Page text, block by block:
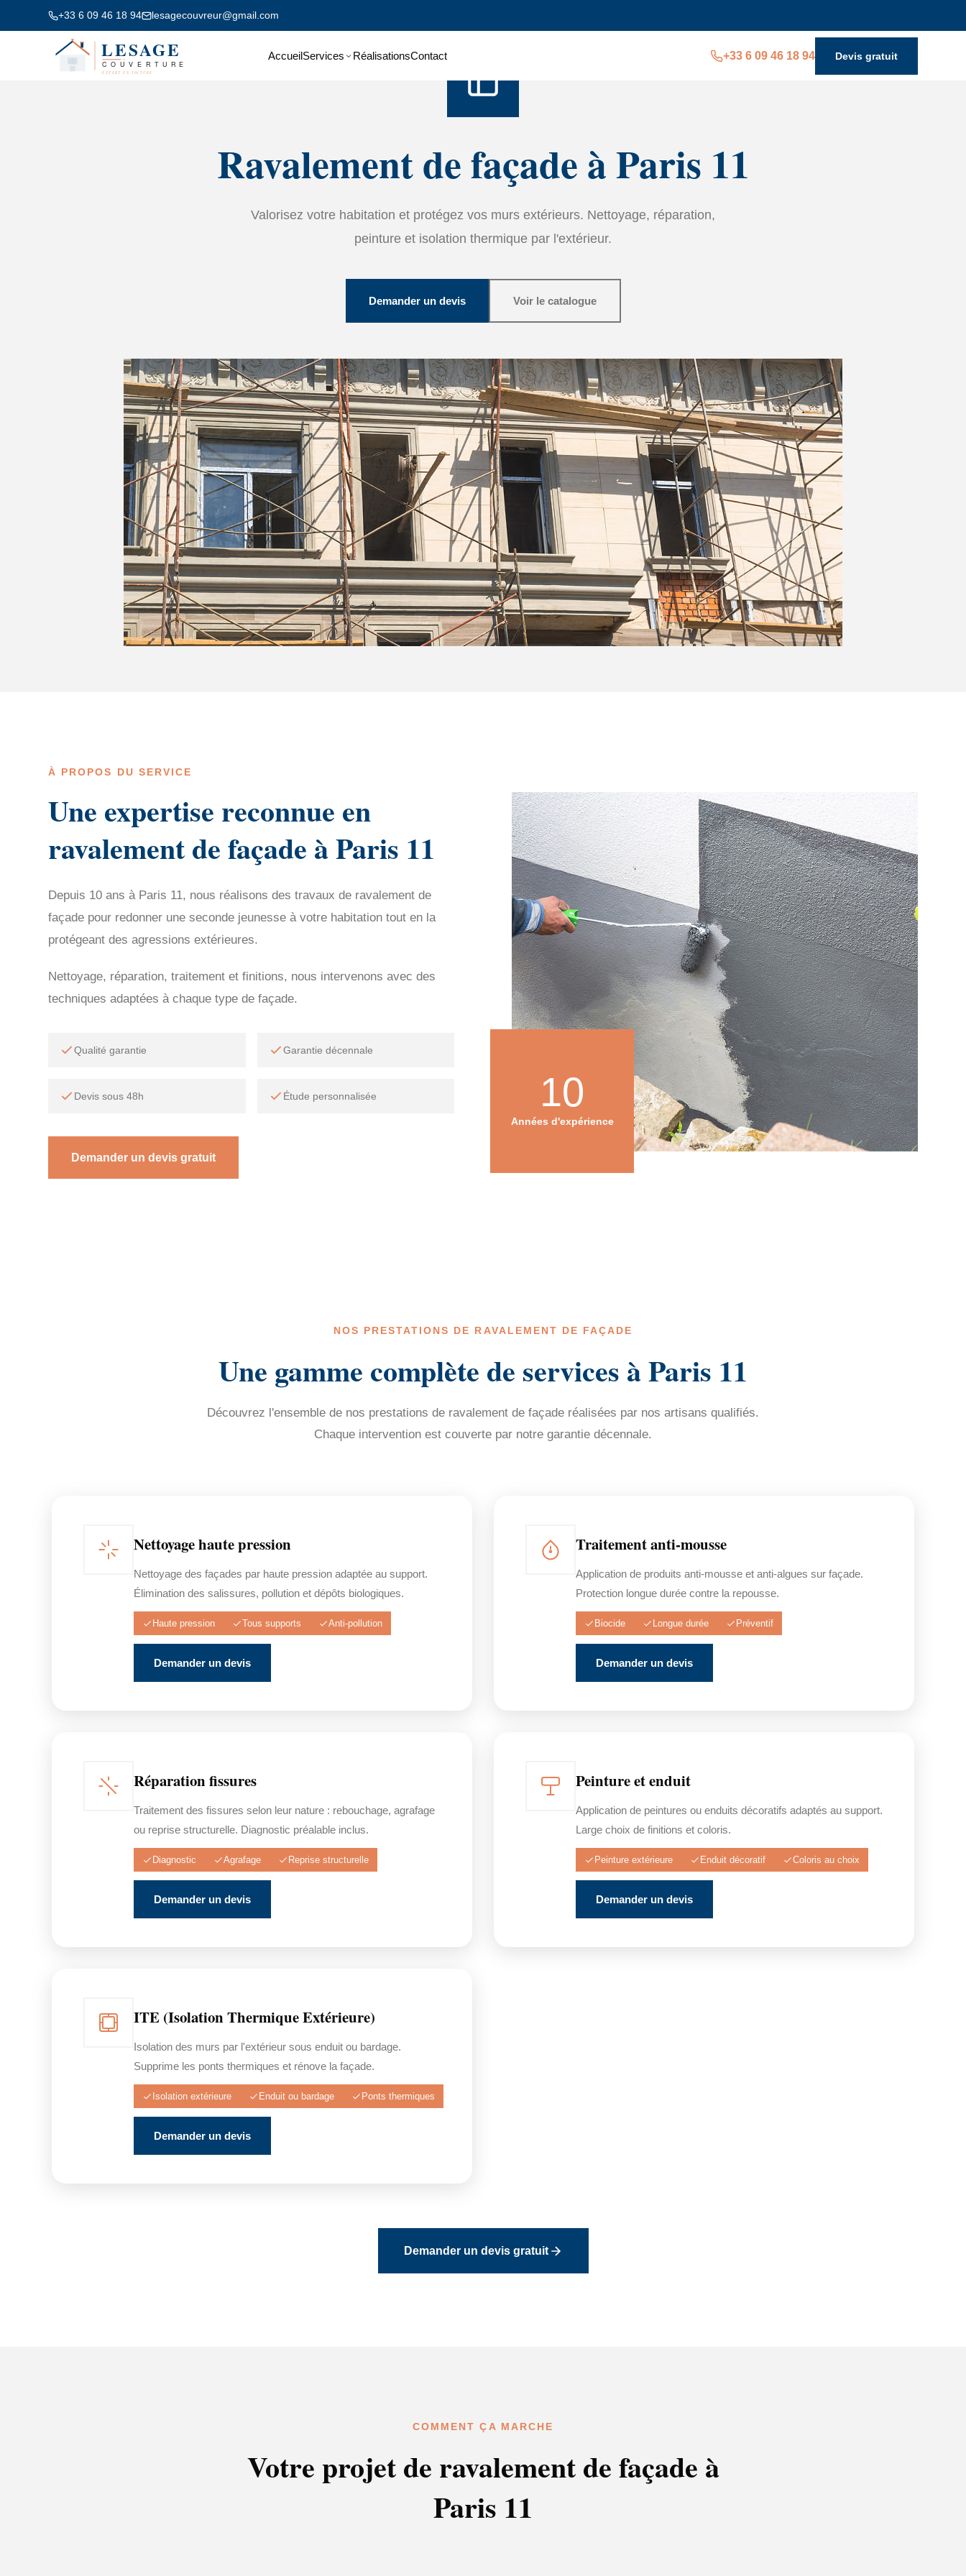
+33 6 09 46 18 94 lesagecouvreur@gmail.com
AccueilServices RéalisationsContact +33 6 09 46 18 94 Devis gratuit
Ravalement de façade à Paris 11
Valorisez votre habitation et protégez vos murs extérieurs. Nettoyage, réparation,
peinture et isolation thermique par l'extérieur.
Demander un devis Voir le catalogue
À PROPOS DU SERVICE
Une expertise reconnue en
ravalement de façade à Paris 11
Depuis 10 ans à Paris 11, nous réalisons des travaux de ravalement de
façade pour redonner une seconde jeunesse à votre habitation tout en la
protégeant des agressions extérieures.
Nettoyage, réparation, traitement et finitions, nous intervenons avec des
techniques adaptées à chaque type de façade.
Qualité garantie Garantie décennale
Devis sous 48h Étude personnalisée
Demander un devis gratuit
10
Années d'expérience
NOS PRESTATIONS DE RAVALEMENT DE FAÇADE
Une gamme complète de services à Paris 11
Découvrez l'ensemble de nos prestations de ravalement de façade réalisées par nos artisans qualifiés.
Chaque intervention est couverte par notre garantie décennale.
Nettoyage haute pression
Nettoyage des façades par haute pression adaptée au support.
Élimination des salissures, pollution et dépôts biologiques.
Haute pression Tous supports Anti-pollution
Demander un devis
Traitement anti-mousse
Application de produits anti-mousse et anti-algues sur façade.
Protection longue durée contre la repousse.
Biocide Longue durée Préventif
Demander un devis
Réparation fissures
Traitement des fissures selon leur nature : rebouchage, agrafage
ou reprise structurelle. Diagnostic préalable inclus.
Diagnostic Agrafage Reprise structurelle
Demander un devis
Peinture et enduit
Application de peintures ou enduits décoratifs adaptés au support.
Large choix de finitions et coloris.
Peinture extérieure Enduit décoratif Coloris au choix
Demander un devis
ITE (Isolation Thermique Extérieure)
Isolation des murs par l'extérieur sous enduit ou bardage.
Supprime les ponts thermiques et rénove la façade.
Isolation extérieure Enduit ou bardage Ponts thermiques
Demander un devis
Demander un devis gratuit
COMMENT ÇA MARCHE
Votre projet de ravalement de façade à
Paris 11